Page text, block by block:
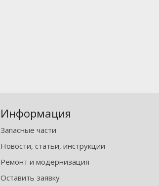
Информация
Запасные части
Новости, статьи, инструкции
Ремонт и модернизация
Оставить заявку